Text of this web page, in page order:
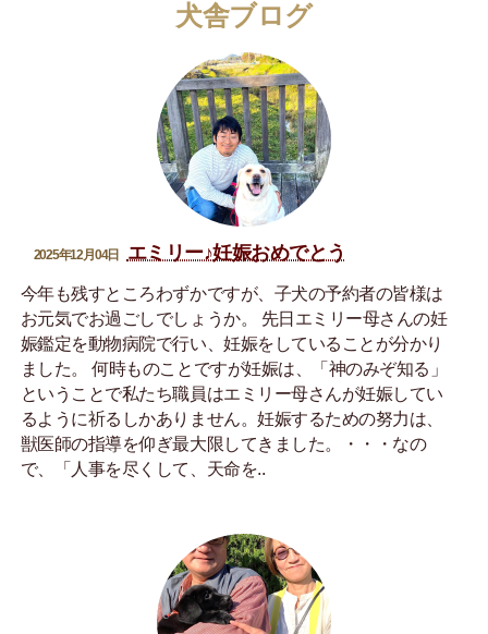
犬舎ブログ
2025年12月04日 エミリー♪妊娠おめでとう
今年も残すところわずかですが、子犬の予約者の皆様は
お元気でお過ごしでしょうか。 先日エミリー母さんの妊
娠鑑定を動物病院で行い、妊娠をしていることが分かり
ました。 何時ものことですが妊娠は、「神のみぞ知る」
ということで私たち職員はエミリー母さんが妊娠してい
るように祈るしかありません。妊娠するための努力は、
獣医師の指導を仰ぎ最大限してきました。・・・なの
で、「人事を尽くして、天命を..